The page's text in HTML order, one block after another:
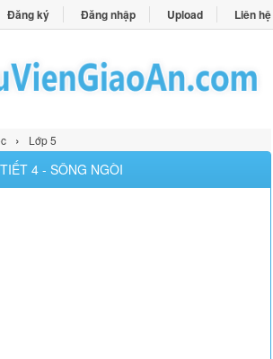
Đăng ký Đăng nhập Upload Liên hệ
› Lớp 5
4 - SÔNG NGÒI